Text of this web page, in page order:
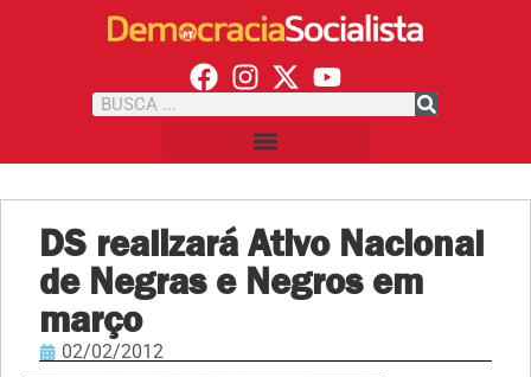
DS realizará Ativo Nacional
de Negras e Negros em
março
02/02/2012